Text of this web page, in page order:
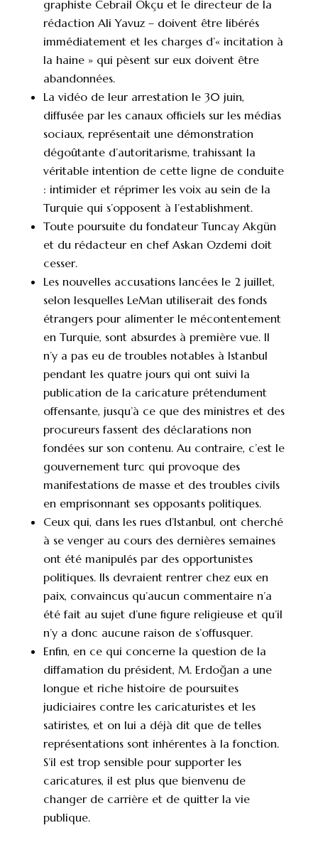
graphiste Cebrail Okçu et le directeur de la
rédaction Ali Yavuz – doivent être libérés
immédiatement et les charges d’« incitation à
la haine » qui pèsent sur eux doivent être
abandonnées.
La vidéo de leur arrestation le 30 juin,
diffusée par les canaux officiels sur les médias
sociaux, représentait une démonstration
dégoûtante d’autoritarisme, trahissant la
véritable intention de cette ligne de conduite
: intimider et réprimer les voix au sein de la
Turquie qui s’opposent à l’establishment.
Toute poursuite du fondateur Tuncay Akgün
et du rédacteur en chef Askan Ozdemi doit
cesser.
Les nouvelles accusations lancées le 2 juillet,
selon lesquelles LeMan utiliserait des fonds
étrangers pour alimenter le mécontentement
en Turquie, sont absurdes à première vue. Il
n’y a pas eu de troubles notables à Istanbul
pendant les quatre jours qui ont suivi la
publication de la caricature prétendument
offensante, jusqu’à ce que des ministres et des
procureurs fassent des déclarations non
fondées sur son contenu. Au contraire, c’est le
gouvernement turc qui provoque des
manifestations de masse et des troubles civils
en emprisonnant ses opposants politiques.
Ceux qui, dans les rues d’Istanbul, ont cherché
à se venger au cours des dernières semaines
ont été manipulés par des opportunistes
politiques. Ils devraient rentrer chez eux en
paix, convaincus qu’aucun commentaire n’a
été fait au sujet d’une figure religieuse et qu’il
n’y a donc aucune raison de s’offusquer.
Enfin, en ce qui concerne la question de la
diffamation du président, M. Erdoğan a une
longue et riche histoire de poursuites
judiciaires contre les caricaturistes et les
satiristes, et on lui a déjà dit que de telles
représentations sont inhérentes à la fonction.
S’il est trop sensible pour supporter les
caricatures, il est plus que bienvenu de
changer de carrière et de quitter la vie
publique.